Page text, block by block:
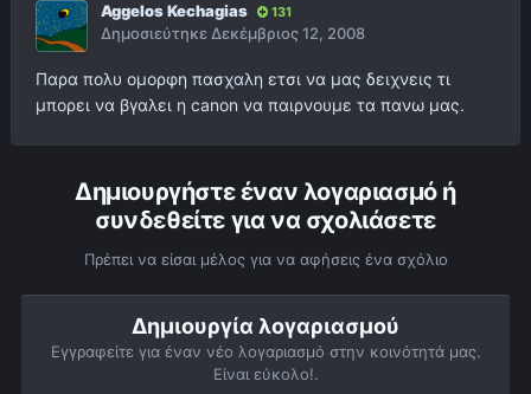
Aggelos Kechagias 131
ΔημοσιεύτηκεΔεκέμβριος 12, 2008
Παρα πολυ ομορφη πασχαλη ετσι να μας δειχνεις τι
μπορει να βγαλει η canon να παιρνουμε τα πανω μας.
Δημιουργήστε έναν λογαριασμό ή
συνδεθείτε για να σχολιάσετε
Πρέπει να είσαι μέλος για να αφήσεις ένα σχόλιο
Δημιουργία λογαριασμού
Εγγραφείτε για έναν νέο λογαριασμό στην κοινότητά μας.
Είναι εύκολο!.